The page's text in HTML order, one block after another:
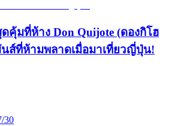
คุ้มที่ห้าง Don Quijote (ดองกิโฮ
ส์ที่ห้ามพลาดเมื่อมาเที่ยวญี่ปุ่น!
30